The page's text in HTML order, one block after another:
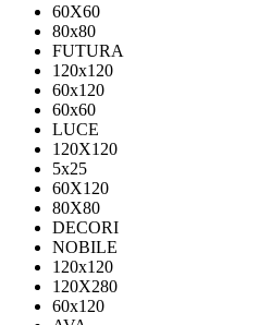
60X60
80х80
FUTURA
120х120
60х120
60х60
LUCE
120X120
5x25
60X120
80X80
DECORI
NOBILE
120x120
120X280
60x120